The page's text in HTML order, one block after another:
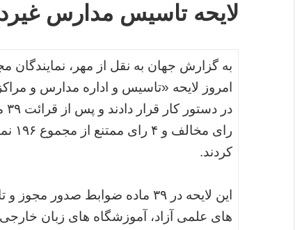
لایحه تاسیس مدارس
به گزارش جهان به نقل از مهر،
امروز لایحه «تاسیس و اداره مدارس و
کردند.
این لایحه در ۳۹ ماده ضوابط
های علمی آزاد، آموزشگاه های زبان